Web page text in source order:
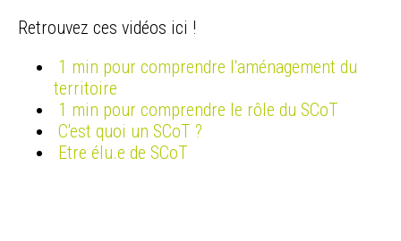
Retrouvez ces vidéos ici !
1 min pour comprendre l'aménagement du
territoire
1 min pour comprendre le rôle du SCoT
C'est quoi un SCoT ?
Etre élu.e de SCoT